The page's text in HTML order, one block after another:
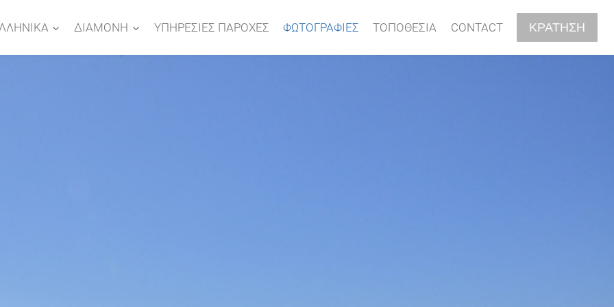
ΔΙΑΜΟΝΗ ΥΠΗΡΕΣΊΕΣ ΠΑΡΟΧΈΣ ΦΩΤΟΓΡΑΦΊΕΣ ΤΟΠΟΘΕΣΊΑ CONTACT ΚΡΑΤΗΣΗ